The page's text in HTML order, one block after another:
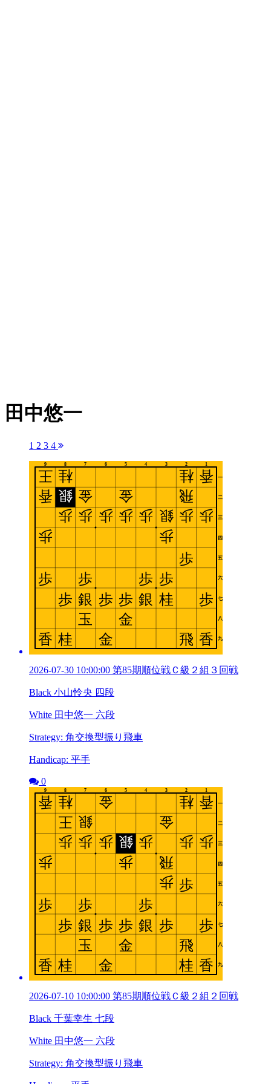
田中悠一
1 2 3 4
2026-07-30 10:00:00 第85期順位戦Ｃ級２組３回戦
Black 小山怜央 四段
White 田中悠一 六段
Strategy: 角交換型振り飛車
Handicap: 平手
0
2026-07-10 10:00:00 第85期順位戦Ｃ級２組２回戦
Black 千葉幸生 七段
White 田中悠一 六段
Strategy: 角交換型振り飛車